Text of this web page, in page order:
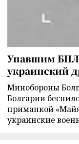
Упавшим
украинский
Минобороны
Болгарии
приманкой
украинские